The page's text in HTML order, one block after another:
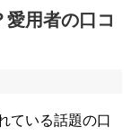
愛用者の口コ
ている話題の口